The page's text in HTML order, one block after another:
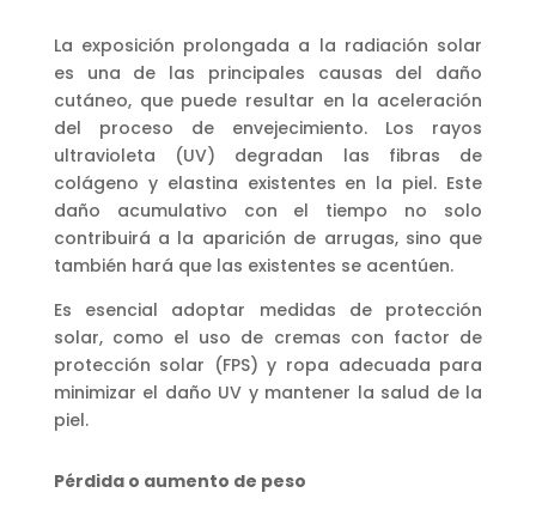
La exposición prolongada a la radiación solar
es una de las principales causas del daño
cutáneo, que puede resultar en la aceleración
del proceso de envejecimiento. Los rayos
ultravioleta (UV) degradan las fibras de
colágeno y elastina existentes en la piel. Este
daño acumulativo con el tiempo no solo
contribuirá a la aparición de arrugas, sino que
también hará que las existentes se acentúen.
Es esencial adoptar medidas de protección
solar, como el uso de cremas con factor de
protección solar (FPS) y ropa adecuada para
minimizar el daño UV y mantener la salud de la
piel.
Pérdida o aumento de peso